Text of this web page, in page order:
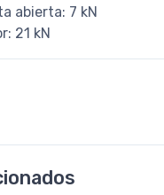
abierta: 7 kN
21 kN